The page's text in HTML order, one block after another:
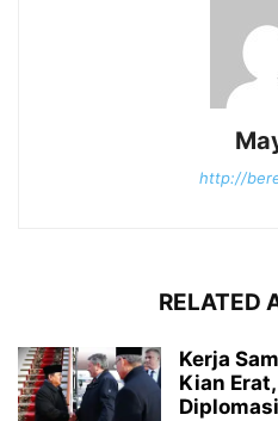
http://
RELATED
Kerja
Kian